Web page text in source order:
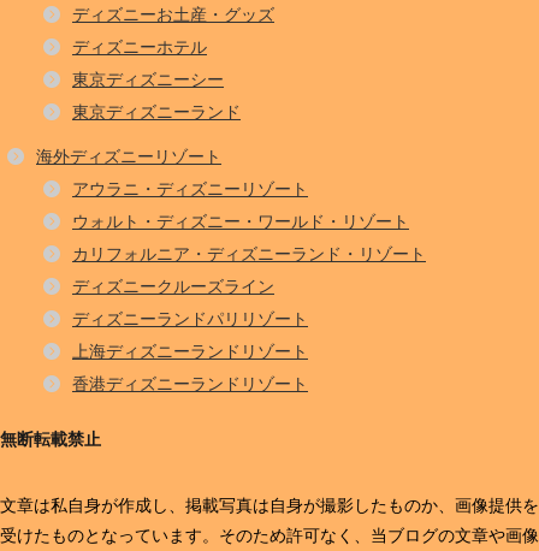
ディズニーお土産・グッズ
ディズニーホテル
東京ディズニーシー
東京ディズニーランド
海外ディズニーリゾート
アウラニ・ディズニーリゾート
ウォルト・ディズニー・ワールド・リゾート
カリフォルニア・ディズニーランド・リゾート
ディズニークルーズライン
ディズニーランドパリリゾート
上海ディズニーランドリゾート
香港ディズニーランドリゾート
無断転載禁止
文章は私自身が作成し、掲載写真は自身が撮影したものか、画像提供を
受けたものとなっています。そのため許可なく、当ブログの文章や画像